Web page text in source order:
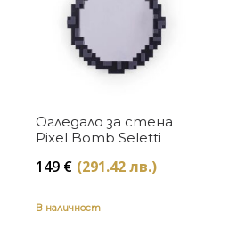
Огледало за стена
Pixel Bomb Seletti
149 € (291.42 лв.)
В наличност